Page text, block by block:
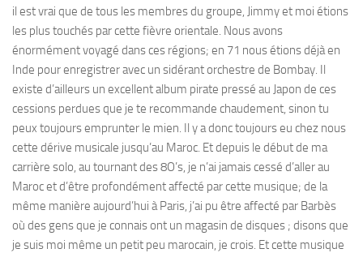
il est vrai que de tous les membres du groupe, Jimmy et moi étions
les plus touchés par cette fièvre orientale. Nous avons
énormément voyagé dans ces régions; en 71 nous étions déjà en
Inde pour enregistrer avec un sidérant orchestre de Bombay. Il
existe d’ailleurs un excellent album pirate pressé au Japon de ces
cessions perdues que je te recommande chaudement, sinon tu
peux toujours emprunter le mien. Il y a donc toujours eu chez nous
cette dérive musicale jusqu’au Maroc. Et depuis le début de ma
carrière solo, au tournant des 8O’s, je n’ai jamais cessé d’aller au
Maroc et d’être profondément affecté par cette musique; de la
même manière aujourd’hui à Paris, j’ai pu être affecté par Barbès
où des gens que je connais ont un magasin de disques ; disons que
je suis moi même un petit peu marocain, je crois. Et cette musique